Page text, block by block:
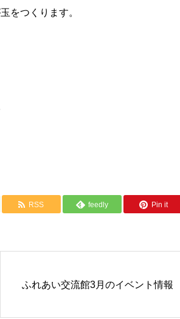
をつくります。
RSS feedly Pin it
ふれあい交流館3月のイベント情報